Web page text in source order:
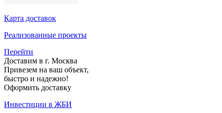
Карта доставок
Реализованные проекты
Перейти
Доставим в г. Москва
Привезем на ваш объект,
быстро и надежно!
Оформить доставку
Инвестиции в ЖБИ